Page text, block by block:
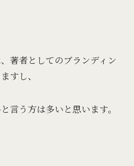
著者としてのブランディン
すし、
言う方は多いと思います。